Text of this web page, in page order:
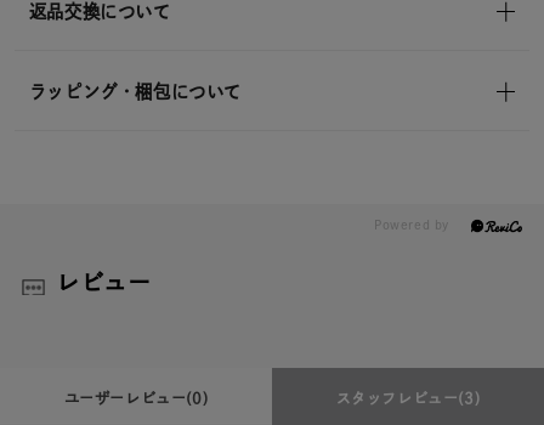
返品交換について
ラッピング・梱包について
レビュー
ユーザーレビュー(0) スタッフレビュー(3)